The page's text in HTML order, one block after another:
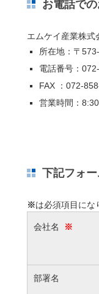
お電話で
エムケイ産業株式
所在地：〒
電話番号：
FAX ：072-
営業時間：
下記フォ
※は必須項目にな
会社名 ※
部署名